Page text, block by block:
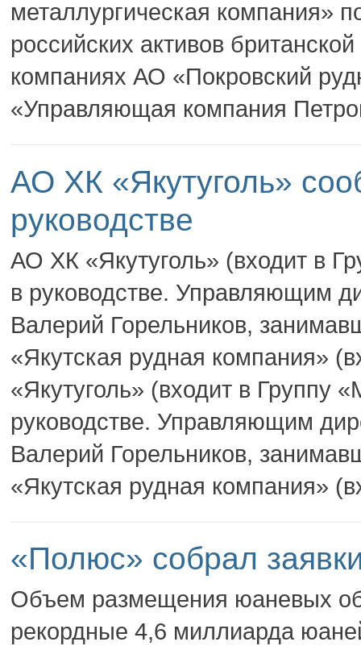
металлургическая компания»
российских активов
компаниях АО «Покровский
«Управляющая компания
АО ХК «Якутуголь»
руководстве
АО ХК «Якутуголь» (входит в
в руководстве. Управляющим
Валерий Горельников,
«Якутская рудная компания»
«Якутуголь» (входит в Группу
руководстве. Управляющим
Валерий Горельников,
«Якутская рудная компания»
«Полюс» собрал
Объем размещения юаневых
рекордные 4,6 миллиарда